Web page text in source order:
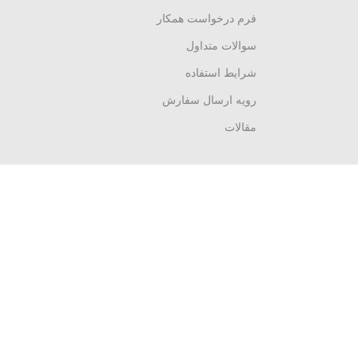
فرم درخواست همکار
سوالات متداول
شرایط استفاده
رویه ارسال سفارش
مقالات